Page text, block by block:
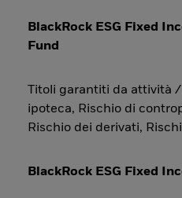
BlackRock ESG Fixed
Fund
Titoli garantiti da attività
ipoteca, Rischio di
Rischio dei derivati,
BlackRock ESG Fixed